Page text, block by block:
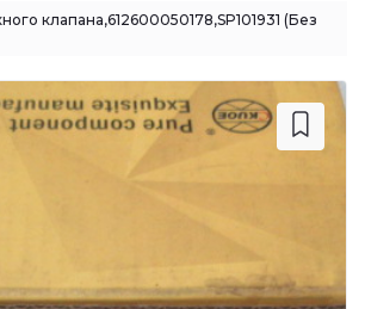
клапана,612600050178,SP101931 (Без